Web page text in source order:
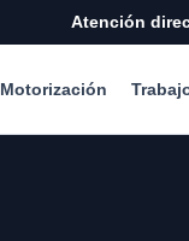
Atención
Motorización